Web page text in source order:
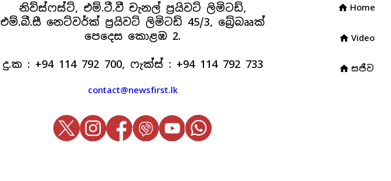
නිව්ස්ෆස්ට්, එම්.ටී.වී චැනල් ප්‍රයිවට් ලිමිටඩ්,
එම්.බී.සී නෙට්වර්ක් ප්‍රයිවට් ලිමිටඩ් 45/3, බ්‍රේබෲක්
පෙදෙස කොළඹ 2.
දු.ක : +94 114 792 700, ෆැක්ස් : +94 114 792 733
contact@newsfirst.lk
home Home
home Video
home සජීව